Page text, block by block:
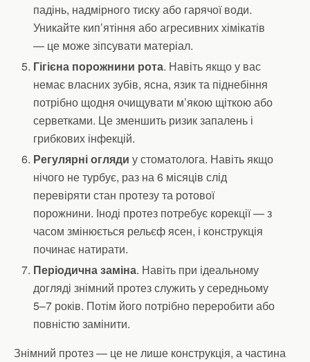
падінь, надмірного тиску або гарячої води.
Уникайте кип’ятіння або агресивних хімікатів
— це може зіпсувати матеріал.
Гігієна порожнини рота. Навіть якщо у вас
немає власних зубів, ясна, язик та піднебіння
потрібно щодня очищувати м’якою щіткою або
серветками. Це зменшить ризик запалень і
грибкових інфекцій.
Регулярні огляди у стоматолога. Навіть якщо
нічого не турбує, раз на 6 місяців слід
перевіряти стан протезу та ротової
порожнини. Іноді протез потребує корекції — з
часом змінюється рельєф ясен, і конструкція
починає натирати.
Періодична заміна. Навіть при ідеальному
догляді знімний протез служить у середньому
5–7 років. Потім його потрібно переробити або
повністю замінити.
Знімний протез — це не лише конструкція, а частина